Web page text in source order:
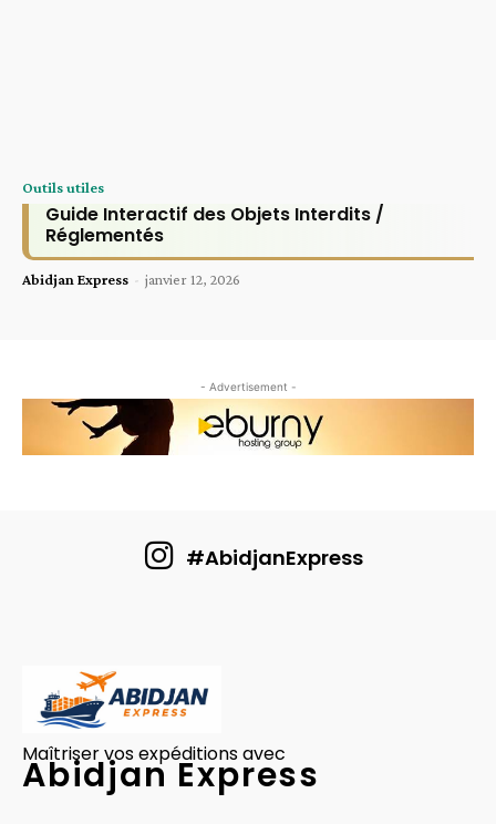
Outils utiles
Guide Interactif des Objets Interdits /
Réglementés
Abidjan Express - janvier 12, 2026
- Advertisement -
#AbidjanExpress
Maîtriser vos expéditions avec
Abidjan Express